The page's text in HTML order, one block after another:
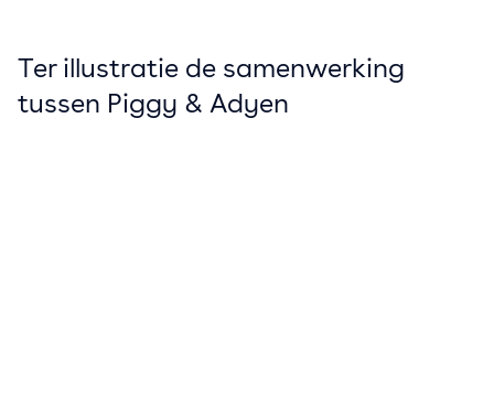
Ter illustratie de samenwerking
tussen Piggy & Adyen